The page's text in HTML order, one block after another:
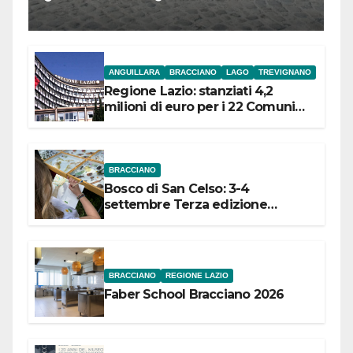
l’inaugurazione
ANGUILLARA BRACCIANO LAGO TREVIGNANO
Regione Lazio: stanziati 4,2
milioni di euro per i 22 Comuni
BRACCIANO
Bosco di San Celso: 3-4
settembre Terza edizione
BRACCIANO REGIONE LAZIO
Faber School Bracciano 2026